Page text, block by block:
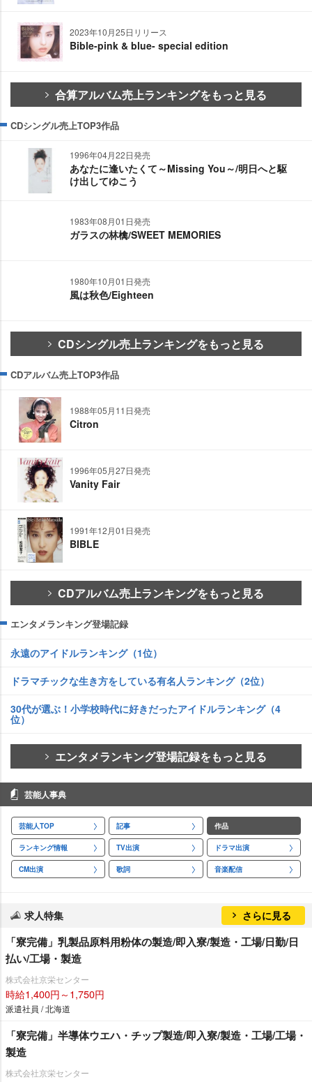
2023年10月25日リリース
Bible-pink & blue- special edition
合算アルバム売上ランキングをもっと見る
CDシングル売上TOP3作品
1996年04月22日発売
あなたに逢いたくて～Missing You～/明日へと駆
け出してゆこう
1983年08月01日発売
ガラスの林檎/SWEET MEMORIES
1980年10月01日発売
風は秋色/Eighteen
CDシングル売上ランキングをもっと見る
CDアルバム売上TOP3作品
1988年05月11日発売
Citron
1996年05月27日発売
Vanity Fair
1991年12月01日発売
BIBLE
CDアルバム売上ランキングをもっと見る
エンタメランキング登場記録
永遠のアイドルランキング（1位）
ドラマチックな生き方をしている有名人ランキング（2位）
30代が選ぶ！小学校時代に好きだったアイドルランキング（4
位）
エンタメランキング登場記録をもっと見る
芸能人事典
芸能人TOP 記事 作品
ランキング情報 TV出演 ドラマ出演
CM出演 歌詞 音楽配信
求人特集 さらに見る
「寮完備」乳製品原料用粉体の製造/即入寮/製造・工場/日勤/日
払い/工場・製造
株式会社京栄センター
時給1,400円～1,750円
派遣社員 / 北海道
「寮完備」半導体ウエハ・チップ製造/即入寮/製造・工場/工場・
製造
株式会社京栄センター